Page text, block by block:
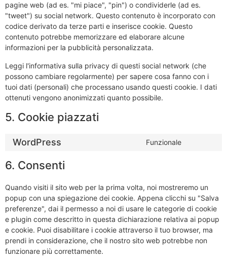
pagine web (ad es. "mi piace", "pin") o condividerle (ad es.
"tweet") su social network. Questo contenuto è incorporato con
codice derivato da terze parti e inserisce cookie. Questo
contenuto potrebbe memorizzare ed elaborare alcune
informazioni per la pubblicità personalizzata.
Leggi l'informativa sulla privacy di questi social network (che
possono cambiare regolarmente) per sapere cosa fanno con i
tuoi dati (personali) che processano usando questi cookie. I dati
ottenuti vengono anonimizzati quanto possibile.
5. Cookie piazzati
WordPress Funzionale
6. Consenti
Quando visiti il sito web per la prima volta, noi mostreremo un
popup con una spiegazione dei cookie. Appena clicchi su "Salva
preferenze", dai il permesso a noi di usare le categorie di cookie
e plugin come descritto in questa dichiarazione relativa ai popup
e cookie. Puoi disabilitare i cookie attraverso il tuo browser, ma
prendi in considerazione, che il nostro sito web potrebbe non
funzionare più correttamente.